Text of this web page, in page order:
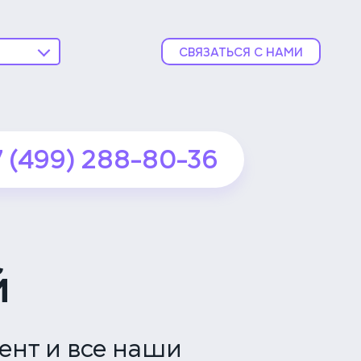
СВЯЗАТЬСЯ С НАМИ
(499) 288-80-36
и все наши